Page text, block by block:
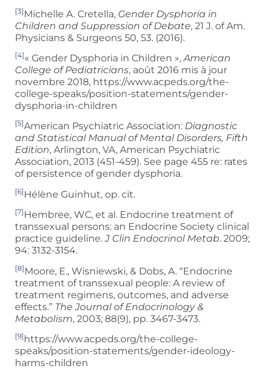
[3]Michelle A. Cretella, Gender Dysphoria in
Children and Suppression of Debate, 21 J. of Am.
Physicians & Surgeons 50, 53. (2016).
[4]« Gender Dysphoria in Children »,American
College of Pediatricians,‎ août 2016 mis à jour
novembre 2018, https://www.acpeds.org/the-
college-speaks/position-statements/gender-
dysphoria-in-children
[5]American Psychiatric Association: Diagnostic
and Statistical Manual of Mental Disorders, Fifth
Edition, Arlington, VA, American Psychiatric
Association, 2013 (451-459). See page 455 re: rates
of persistence of gender dysphoria.
[6]Hélène Guinhut, op. cit.
[7]Hembree, WC, et al. Endocrine treatment of
transsexual persons: an Endocrine Society clinical
practice guideline.J Clin Endocrinol Metab. 2009;
94: 3132-3154.
[8]Moore, E., Wisniewski, & Dobs, A. “Endocrine
treatment of transsexual people: A review of
treatment regimens, outcomes, and adverse
effects.” The Journal of Endocrinology &
Metabolism, 2003; 88(9), pp. 3467-3473.
[9]https://www.acpeds.org/the-college-
speaks/position-statements/gender-ideology-
harms-children